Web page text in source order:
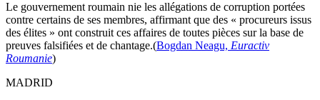
Le gouvernement roumain nie les allégations de corruption portées
contre certains de ses membres, affirmant que des « procureurs issus
des élites » ont construit ces affaires de toutes pièces sur la base de
preuves falsifiées et de chantage.(Bogdan Neagu, Euractiv
Roumanie)
MADRID